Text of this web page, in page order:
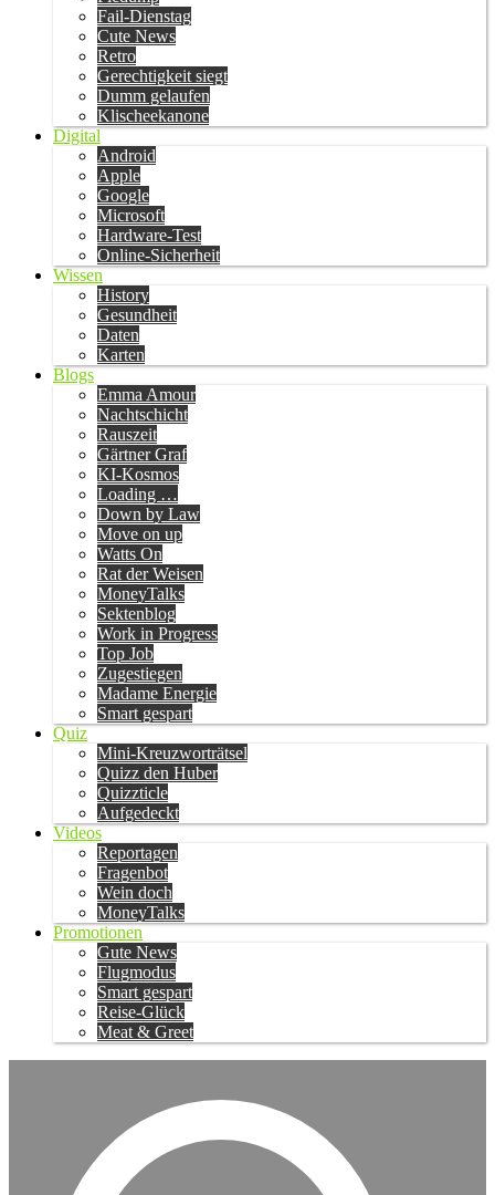
Fail-Dienstag
Cute News
Retro
Gerechtigkeit siegt
Dumm gelaufen
Klischeekanone
Digital
Android
Apple
Google
Microsoft
Hardware-Test
Online-Sicherheit
Wissen
History
Gesundheit
Daten
Karten
Blogs
Emma Amour
Nachtschicht
Rauszeit
Gärtner Graf
KI-Kosmos
Loading …
Down by Law
Move on up
Watts On
Rat der Weisen
MoneyTalks
Sektenblog
Work in Progress
Top Job
Zugestiegen
Madame Energie
Smart gespart
Quiz
Mini-Kreuzworträtsel
Quizz den Huber
Quizzticle
Aufgedeckt
Videos
Reportagen
Fragenbot
Wein doch
MoneyTalks
Promotionen
Gute News
Flugmodus
Smart gespart
Reise-Glück
Meat & Greet